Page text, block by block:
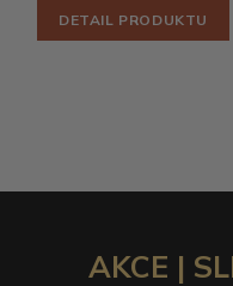
DETAIL PRODUKTU
AKCE |